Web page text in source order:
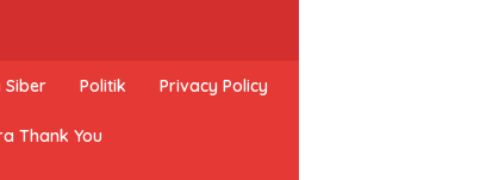
Siber Politik Privacy Policy
Thank You